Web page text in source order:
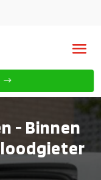
- Binnen